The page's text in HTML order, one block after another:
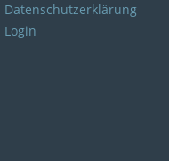
Datenschutzerklärung
Login